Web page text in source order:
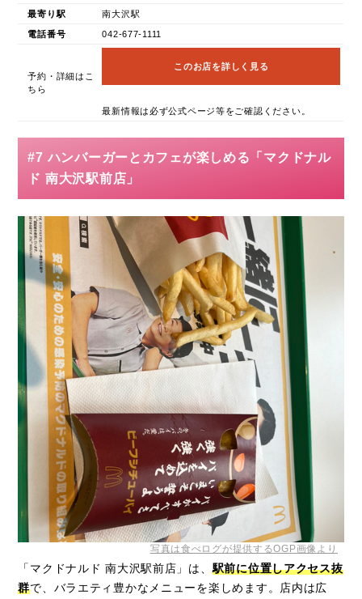
最寄り駅 南大沢駅
電話番号 042-677-1111
予約・詳細はこ
ちら
このお店を詳しく見る
最新情報は必ず公式ページ等をご確認ください。
#7 ハンバーガーとカフェが楽しめる「マクドナル
ド 南大沢駅前店」
写真は食べログが提供するOGP画像より
「マクドナルド 南大沢駅前店」は、 駅前に位置しアクセス抜
群で、バラエティ豊かなメニューを楽しめます。店内は広